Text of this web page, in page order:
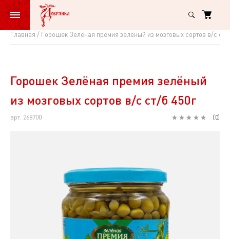
Главная Горошек Зелёная премия зелёный из мозговых сортов в/с ст/
Горошек
премия
зелёный
из
Горошек Зелёная премия зелёный
из мозговых сортов в/с ст/б 450г
арт: 268700 (0)